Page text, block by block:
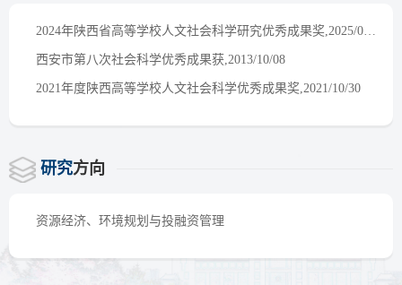
西安市第八次社会科学优秀成果获,2013/10/08
2021年度陕西高等学校人文社会科学优秀成果奖,2021/10/30
研究方向
资源经济、环境规划与投融资管理